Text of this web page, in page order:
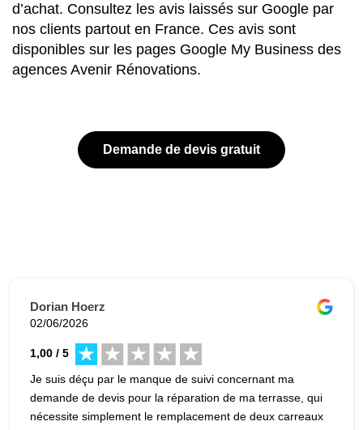
d’achat. Consultez les avis laissés sur Google par
nos clients partout en France. Ces avis sont
disponibles sur les pages Google My Business des
agences Avenir Rénovations.
Demande de devis gratuit
Dorian Hoerz
02/06/2026
1,00 / 5
Je suis déçu par le manque de suivi concernant ma
demande de devis pour la réparation de ma terrasse, qui
nécessite simplement le remplacement de deux carreaux